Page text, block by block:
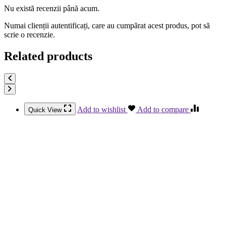
Nu există recenzii până acum.
Numai clienții autentificați, care au cumpărat acest produs, pot să
scrie o recenzie.
Related products
Quick View Add to wishlist Add to compare